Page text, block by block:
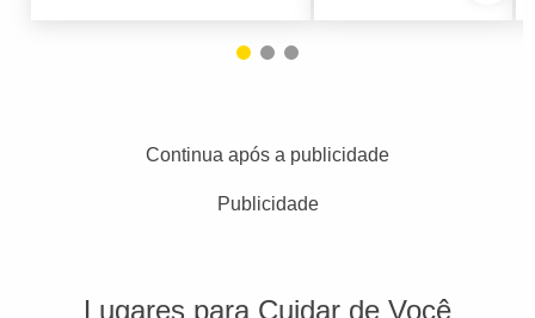
Continua após a publicidade
Publicidade
Lugares para Cuidar de Você